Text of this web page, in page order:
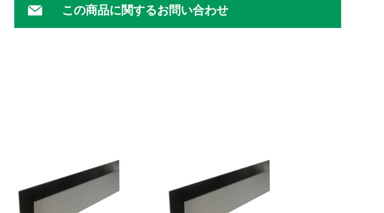
この商品に関するお問い合わせ